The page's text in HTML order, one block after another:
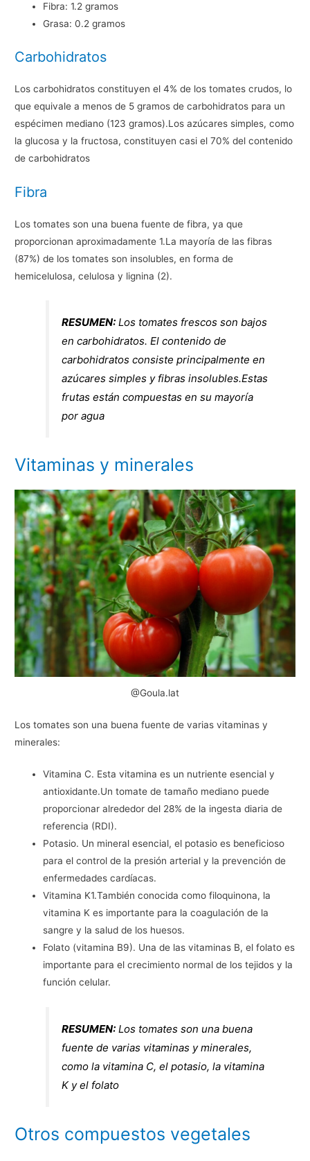
Fibra: 1.2 gramos
Grasa: 0.2 gramos
Carbohidratos
Los carbohidratos constituyen el 4% de los tomates crudos, lo
que equivale a menos de 5 gramos de carbohidratos para un
espécimen mediano (123 gramos).Los azúcares simples, como
la glucosa y la fructosa, constituyen casi el 70% del contenido
de carbohidratos
Fibra
Los tomates son una buena fuente de fibra, ya que
proporcionan aproximadamente 1.La mayoría de las fibras
(87%) de los tomates son insolubles, en forma de
hemicelulosa, celulosa y lignina (2).
RESUMEN: Los tomates frescos son bajos
en carbohidratos. El contenido de
carbohidratos consiste principalmente en
azúcares simples y fibras insolubles.Estas
frutas están compuestas en su mayoría
por agua
Vitaminas y minerales
@Goula.lat
Los tomates son una buena fuente de varias vitaminas y
minerales:
Vitamina C. Esta vitamina es un nutriente esencial y
antioxidante.Un tomate de tamaño mediano puede
proporcionar alrededor del 28% de la ingesta diaria de
referencia (RDI).
Potasio. Un mineral esencial, el potasio es beneficioso
para el control de la presión arterial y la prevención de
enfermedades cardíacas.
Vitamina K1.También conocida como filoquinona, la
vitamina K es importante para la coagulación de la
sangre y la salud de los huesos.
Folato (vitamina B9). Una de las vitaminas B, el folato es
importante para el crecimiento normal de los tejidos y la
función celular.
RESUMEN: Los tomates son una buena
fuente de varias vitaminas y minerales,
como la vitamina C, el potasio, la vitamina
K y el folato
Otros compuestos vegetales